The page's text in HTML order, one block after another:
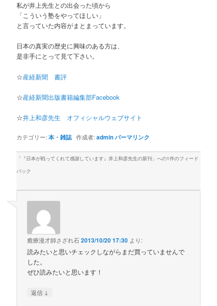
私が井上先生との出会った頃から
「こういう塾をやってほしい」
と言っていた内容がまとまっています。
日本の真実の歴史に興味のある方は、
是非手にとって見て下さい。
☆産経新聞 書評
☆産経新聞出版書籍編集部Facebook
☆井上和彦先生 オフィシャルウェブサイト
カテゴリー:本・雑誌 作成者:adminパーマリンク
「 『日本が戦ってくれて感謝しています』井上和彦先生の新刊 」への1件のフィード
バック
癒療漫才師さざれ石2013/10/20 17:30 より:
読みたいと思いチェックしながらまだ買っていませんで
した。
ぜひ読みたいと思います！
返信 ↓